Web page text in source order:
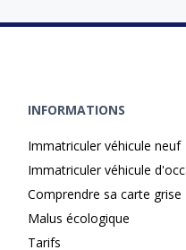
INFORMATIONS
Immatriculer véhicule neuf
Immatriculer véhicule
Comprendre sa carte grise
Malus écologique
Tarifs